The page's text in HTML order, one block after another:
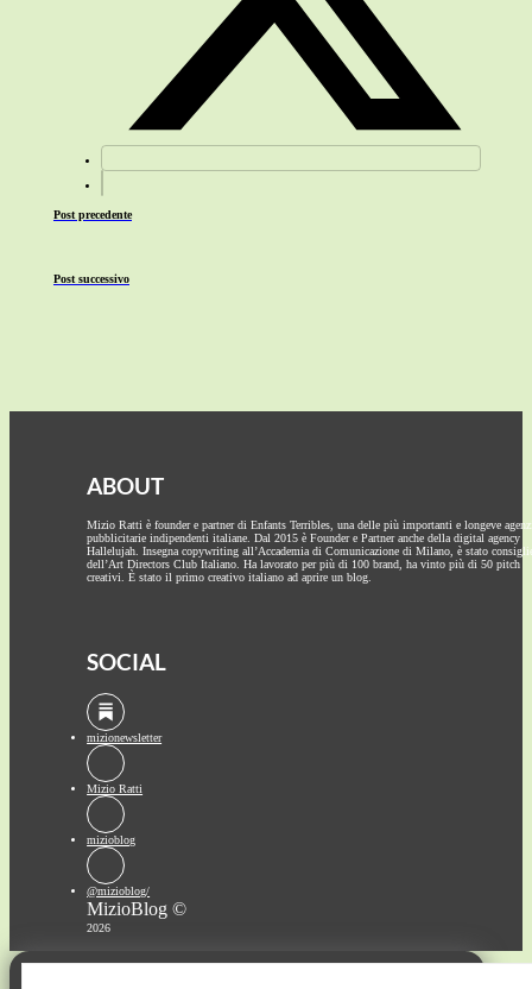
Post precedente
Post successivo
ABOUT
Mizio Ratti è founder e partner di Enfants Terribles, una delle più importanti e longeve
pubblicitarie indipendenti italiane. Dal 2015 è Founder e Partner anche della digital agency
Hallelujah. Insegna copywriting all’Accademia di Comunicazione di Milano, è stato
dell’Art Directors Club Italiano. Ha lavorato per più di 100 brand, ha vinto più di 50 pitch
creativi. È stato il primo creativo italiano ad aprire un blog.
SOCIAL
mizionewsletter
Mizio Ratti
mizioblog
@mizioblog/
MizioBlog ©
2026